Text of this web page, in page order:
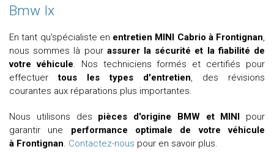
Bmw Ix
En tant qu'spécialiste en entretien MINI Cabrio à Frontignan,
nous sommes là pour assurer la sécurité et la fiabilité de
votre véhicule. Nos techniciens formés et certifiés pour
effectuertous les types d'entretien, des révisions
courantes aux réparations plus importantes.
Nous utilisons des pièces d'origine BMW et MINI pour
garantir une performance optimale de votre véhicule
à Frontignan. Contactez-nous pour en savoir plus.